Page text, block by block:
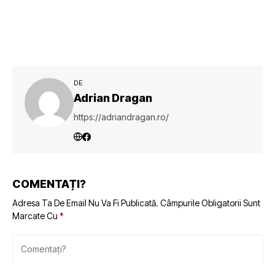
DE
Adrian Dragan
https://adriandragan.ro/
COMENTAȚI?
Adresa Ta De Email Nu Va Fi Publicată. Câmpurile Obligatorii Sunt
Marcate Cu *